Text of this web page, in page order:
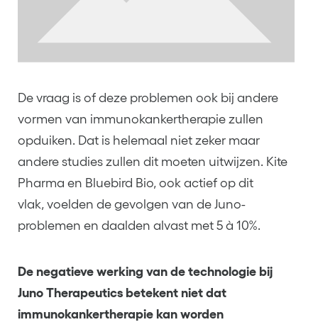
De vraag is of deze problemen ook bij andere
vormen van immunokankertherapie zullen
opduiken. Dat is helemaal niet zeker maar
andere studies zullen dit moeten uitwijzen. Kite
Pharma en Bluebird Bio, ook actief op dit
vlak, voelden de gevolgen van de Juno-
problemen en daalden alvast met 5 à 10%.
De negatieve werking van de technologie bij
Juno Therapeutics betekent niet dat
immunokankertherapie kan worden